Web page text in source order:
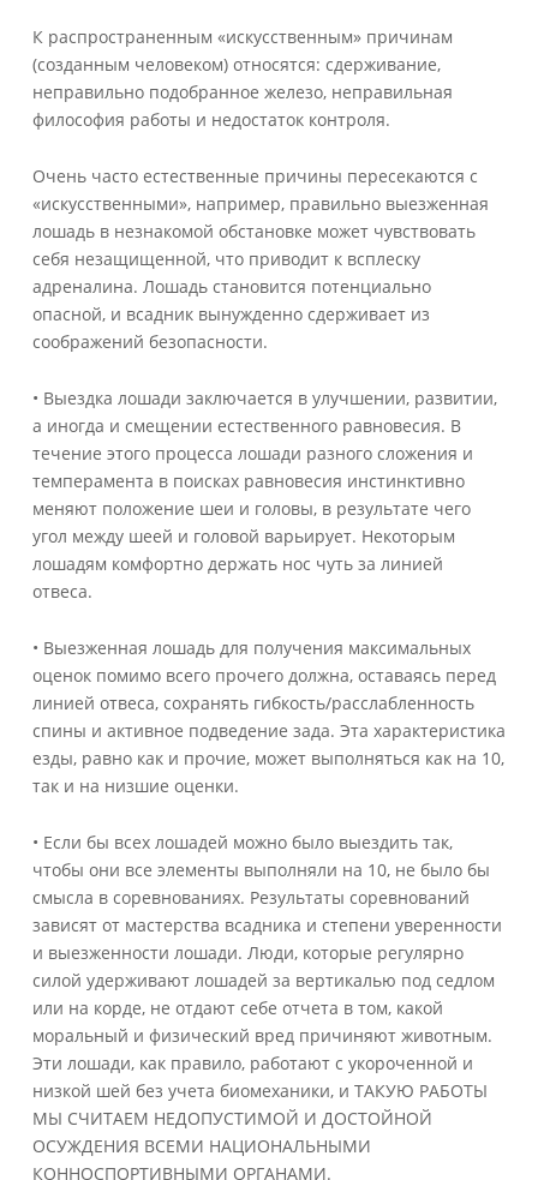
К распространенным «искусственным» причинам
(созданным человеком) относятся: сдерживание,
неправильно подобранное железо, неправильная
философия работы и недостаток контроля.
Очень часто естественные причины пересекаются с
«искусственными», например, правильно выезженная
лошадь в незнакомой обстановке может чувствовать
себя незащищенной, что приводит к всплеску
адреналина. Лошадь становится потенциально
опасной, и всадник вынужденно сдерживает из
соображений безопасности.
• Выездка лошади заключается в улучшении, развитии,
а иногда и смещении естественного равновесия. В
течение этого процесса лошади разного сложения и
темперамента в поисках равновесия инстинктивно
меняют положение шеи и головы, в результате чего
угол между шеей и головой варьирует. Некоторым
лошадям комфортно держать нос чуть за линией
отвеса.
• Выезженная лошадь для получения максимальных
оценок помимо всего прочего должна, оставаясь перед
линией отвеса, сохранять гибкость/расслабленность
спины и активное подведение зада. Эта характеристика
езды, равно как и прочие, может выполняться как на 10,
так и на низшие оценки.
• Если бы всех лошадей можно было выездить так,
чтобы они все элементы выполняли на 10, не было бы
смысла в соревнованиях. Результаты соревнований
зависят от мастерства всадника и степени уверенности
и выезженности лошади. Люди, которые регулярно
силой удерживают лошадей за вертикалью под седлом
или на корде, не отдают себе отчета в том, какой
моральный и физический вред причиняют животным.
Эти лошади, как правило, работают с укороченной и
низкой шей без учета биомеханики, и ТАКУЮ РАБОТЫ
МЫ СЧИТАЕМ НЕДОПУСТИМОЙ И ДОСТОЙНОЙ
ОСУЖДЕНИЯ ВСЕМИ НАЦИОНАЛЬНЫМИ
КОННОСПОРТИВНЫМИ ОРГАНАМИ.